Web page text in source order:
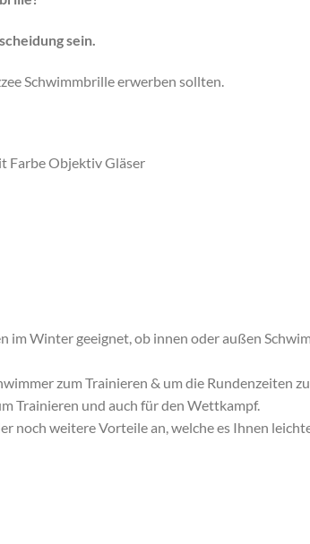
sein.
Schwimmbrille erwerben sollten.
Farbe Objektiv Gläser
im Winter geeignet, ob innen oder außen
zum Trainieren & um die Rundenzeiten
Trainieren und auch für den Wettkampf.
noch weitere Vorteile an, welche es Ihnen